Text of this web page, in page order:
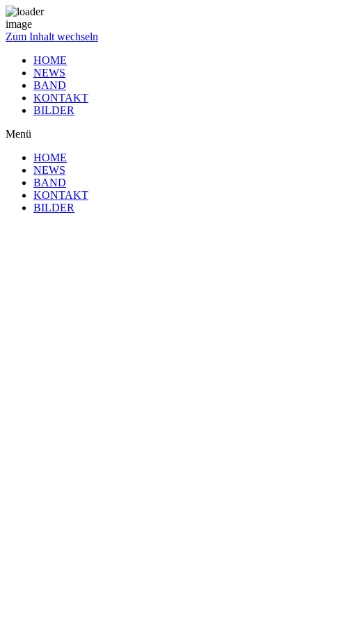
Zum Inhalt wechseln
HOME
NEWS
BAND
KONTAKT
BILDER
Menü
HOME
NEWS
BAND
KONTAKT
BILDER